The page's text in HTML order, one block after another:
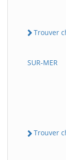
Trouver
SUR-MER
Trouver